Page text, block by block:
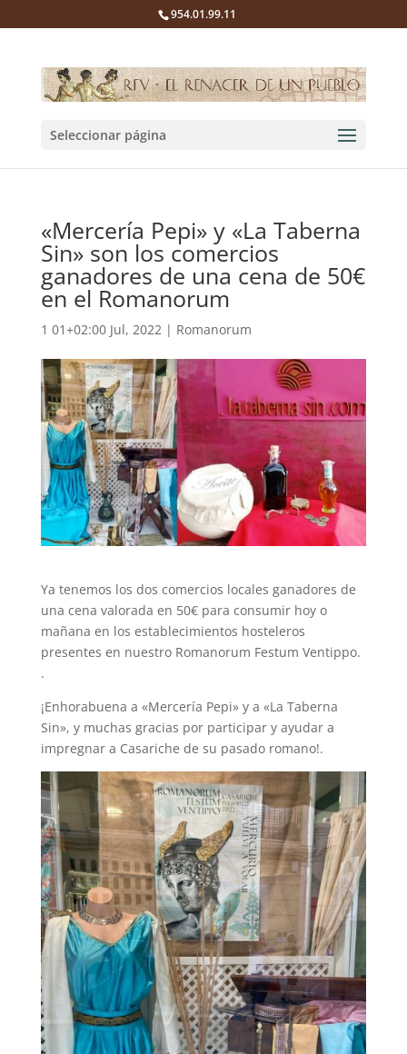
954.01.99.11
Seleccionar página
«Mercería Pepi» y «La Taberna
Sin» son los comercios
ganadores de una cena de 50€
en el Romanorum
1 01+02:00 Jul, 2022| Romanorum
Ya tenemos los dos comercios locales ganadores de
una cena valorada en 50€ para consumir hoy o
mañana en los establecimientos hosteleros
presentes en nuestro Romanorum Festum Ventippo.
.
¡Enhorabuena a «Mercería Pepi» y a «La Taberna
Sin», y muchas gracias por participar y ayudar a
impregnar a Casariche de su pasado romano!.